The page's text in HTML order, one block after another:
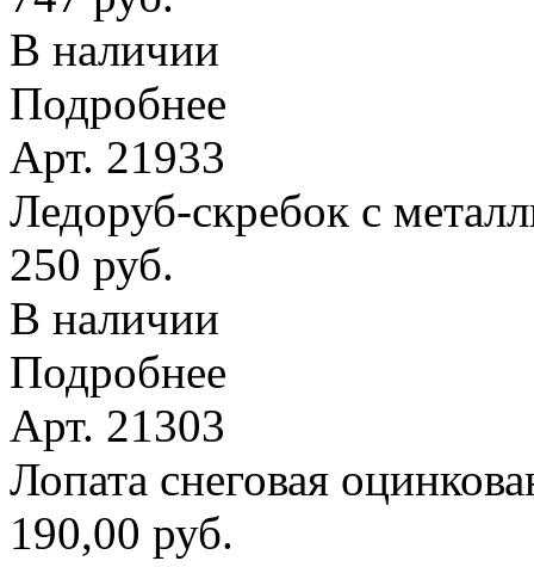
В наличии
Подробнее
Арт. 21933
Ледоруб-скребок с
250 руб.
В наличии
Подробнее
Арт. 21303
Лопата снеговая
190,00 руб.